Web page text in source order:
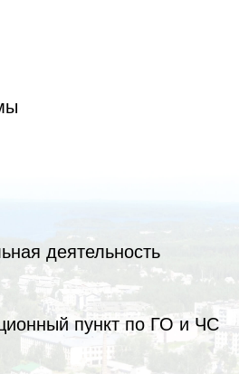
деятельность
пункт по ГО и ЧС